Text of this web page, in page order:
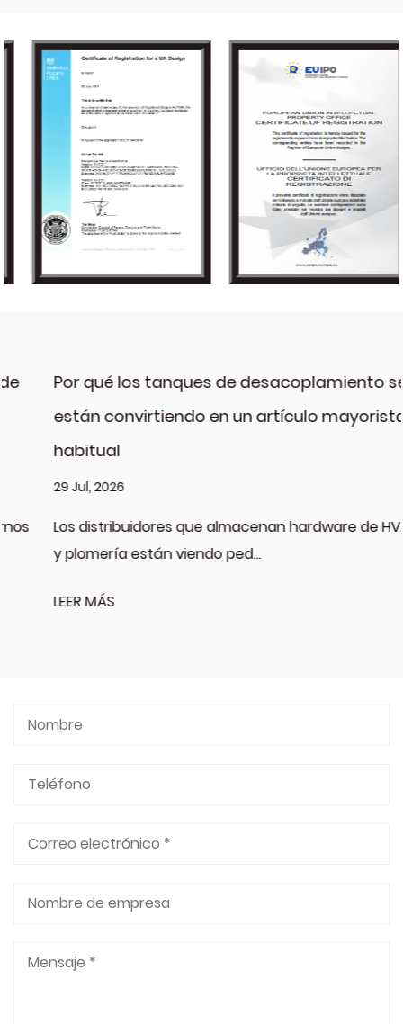
Por qué los tanques de desacoplamiento se
están convirtiendo en un artículo mayorista
habitual
29 Jul, 2026
Los distribuidores que almacenan hardware de HVAC
y plomería están viendo ped...
LEER MÁS